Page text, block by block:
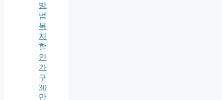
방
법
복
지
할
인
가
구
30
만